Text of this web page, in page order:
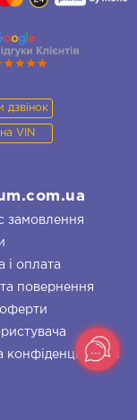
дзвінок
VIN
замовлення
і оплата
та повернення
конфіденційності